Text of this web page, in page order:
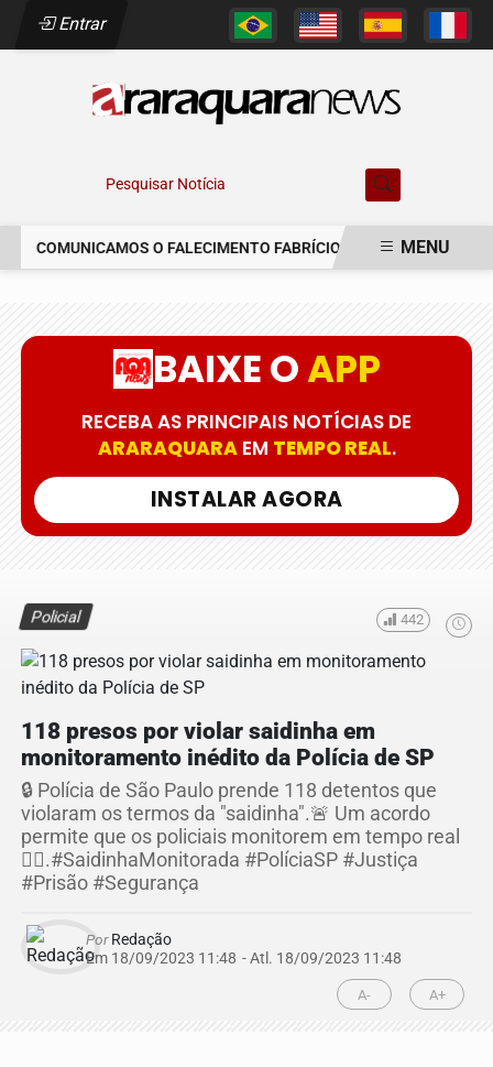
Entrar
Pesquisar Notícia
COMUNICAMOS O FALECIMENTO FABRÍCIO AUGUSTO FERREIRA
MENU
BAIXE OAPP
RECEBA AS PRINCIPAIS NOTÍCIAS DE
ARARAQUARAEM TEMPO REAL.
INSTALAR AGORA
Policial 442
118 presos por violar saidinha em
monitoramento inédito da Polícia de SP
🔒 Polícia de São Paulo prende 118 detentos que
violaram os termos da "saidinha".🚨 Um acordo
permite que os policiais monitorem em tempo real
👮‍♂️.#SaidinhaMonitorada #PolíciaSP #Justiça
#Prisão #Segurança
PorRedação
Em 18/09/2023 11:48 - Atl. 18/09/2023 11:48
A- A+